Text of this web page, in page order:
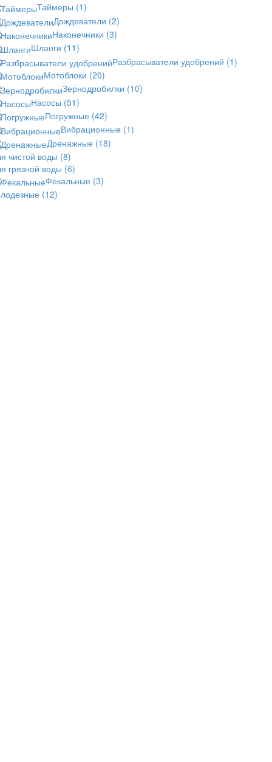
Таймеры (1)
Дождеватели (2)
Наконечники (3)
Шланги (11)
Разбрасыватели удобрений (1)
Мотоблоки (20)
Зернодробилки (10)
Насосы (51)
Погружные (42)
Вибрационные (1)
Дренажные (18)
чистой воды (8)
грязной воды (6)
Фекальные (3)
(12)